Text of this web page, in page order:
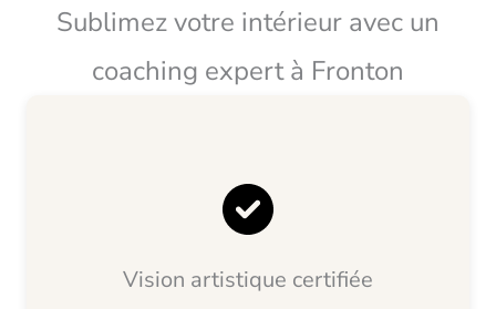
Sublimez votre intérieur avec un
coaching expert à Fronton
Vision artistique certifiée